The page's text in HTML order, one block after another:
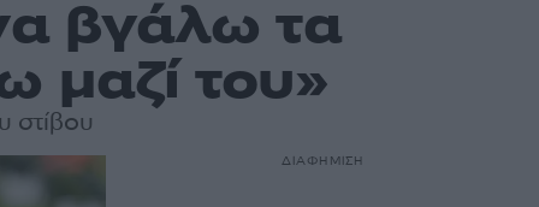
βγάλω τα
μαζί του»
στίβου
ΔΙΑΦΗΜΙΣΗ